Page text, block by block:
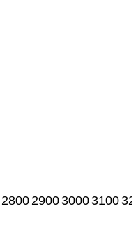
2800290030003100